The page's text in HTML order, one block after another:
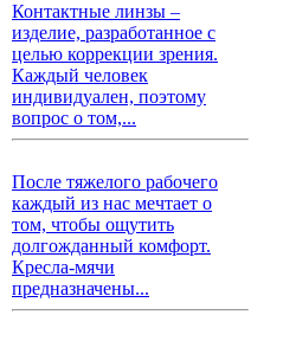
Контактные линзы –
изделие, разработанное с
целью коррекции зрения.
Каждый человек
индивидуален, поэтому
вопрос о том,...
После тяжелого рабочего
каждый из нас мечтает о
том, чтобы ощутить
долгожданный комфорт.
Кресла-мячи
предназначены...